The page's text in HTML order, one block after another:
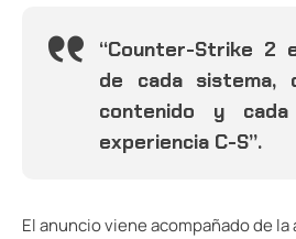
“Counter-Strike 2
de cada sistema,
contenido y
experiencia C-S”.
El anuncio viene acompañado de la